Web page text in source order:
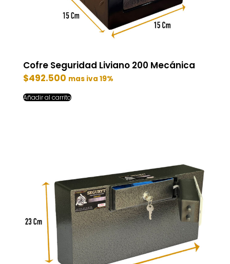
Cofre Seguridad Liviano 200 Mecánica
$492.500 mas iva 19%
Añadir al carrito